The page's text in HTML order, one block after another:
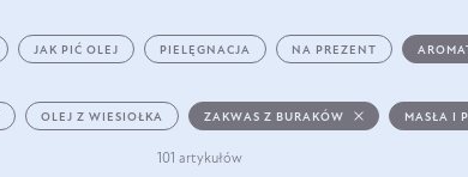
JAK PIĆ OLEJ PIELĘGNACJA NA PREZENT
OLEJ Z WIESIOŁKA ZAKWAS Z BURAKÓW MASŁA I
101 artykułów